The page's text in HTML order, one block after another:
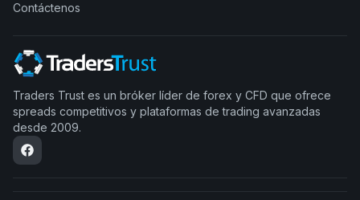
Contáctenos
Traders Trust es un bróker líder de forex y CFD que ofrece
spreads competitivos y plataformas de trading avanzadas
desde 2009.